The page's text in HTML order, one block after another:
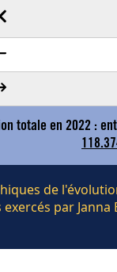
totale en 2022 :
de
par Janna